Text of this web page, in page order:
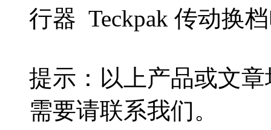
行器 Teckpak 传动换
提示：以上产品或文
需要请联系我们。